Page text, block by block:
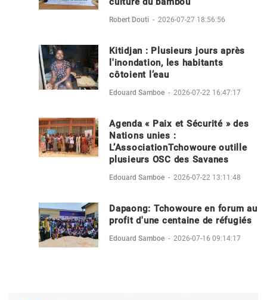
Robert Douti - 2026-07-27 18:56:56
Kitidjan : Plusieurs jours après
l'inondation, les habitants
côtoient l’eau
Edouard Samboe - 2026-07-22 16:47:17
Agenda « Paix et Sécurité » des
Nations unies :
L’AssociationTchowoure outille
plusieurs OSC des Savanes
Edouard Samboe - 2026-07-22 13:11:48
Dapaong: Tchowoure en forum au
profit d'une centaine de réfugiés
Edouard Samboe - 2026-07-16 09:14:17